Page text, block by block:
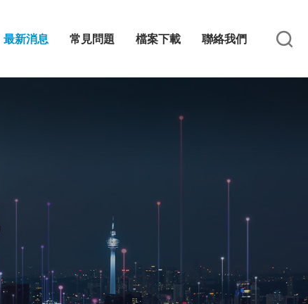
最新消息 常見問題 檔案下載 聯絡我們